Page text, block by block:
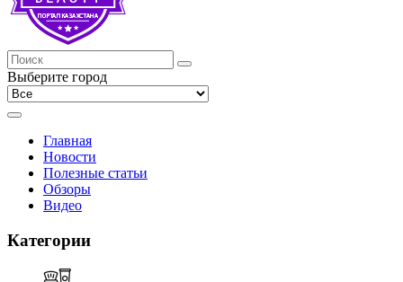
Выберите город
Главная
Новости
Полезные статьи
Обзоры
Видео
Категории